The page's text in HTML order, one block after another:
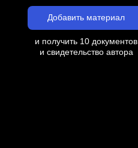
Добавить материал
и получить 10 документов
и свидетельство автора